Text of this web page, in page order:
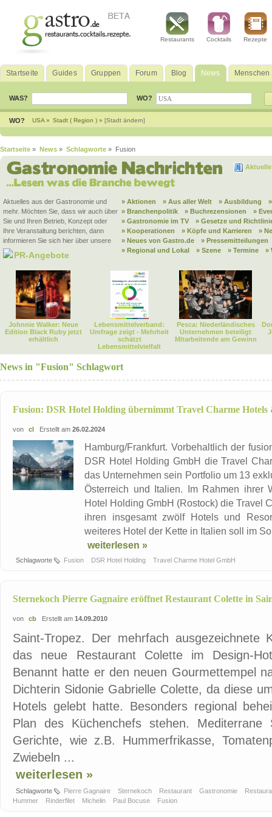
Restaurants Cocktails Rezepte
Startseite Guides Gruppen Forum Blog News Menschen
WAS? WO?
WO? USA » Stadt ( Region ) » [Stadt ändern]
Startseite » News » Schlagworte » Fusion
Aktuelles aus der Gastronomie und
mehr. Möchten Sie, dass wir auch über
Sie und Ihren Betrieb, Konzept oder
Ihre Veranstaltung berichten, dann
informieren Sie sich hier über unsere
PR-Angebote
» Aktionen » Aus aller Welt » Ausbildung
» Branchenpolitik
» Buchrezensionen
»
» Gastronomie im TV
» Gesetze und
» Kooperationen
» Köpfe und Karrieren
»
» Neues von Gastro.de
» Pressemitteilungen
» Regional und Lokal
» Szene » Termine »
Johnnie Walker: Neue
Edition Black Ruby jetzt
erhältlich
Lebensmittelverband:
Umfrage zeigt - Mehrheit
schätzt
Lebensmittelvielfalt
Pesca: Niederländisches
Unternehmen beteiligt
Mitarbeitende am Gewinn
News in "Fusion" Schlagwort
Fusion: DSR Hotel Holding übernimmt Travel Charme Hotels
von cl Erstellt am 26.02.2024
Hamburg/Frankfurt. Vorbehaltlich der
DSR Hotel Holding GmbH die Travel
das Unternehmen sein Portfolio um 13
Österreich und Italien. Im Rahmen ihrer
Hotel Holding GmbH (Rostock) die Travel
ihren insgesamt zwölf Hotels und
weiteres Hotel der Kette in Italien soll im
weiterlesen »
Schlagworte Fusion DSR Hotel Holding Travel Charme Hotel GmbH
Sternekoch Pierre Gagnaire eröffnet Restaurant Colette in
von cb Erstellt am 14.09.2010
Saint-Tropez. Der mehrfach ausgezeichnete
das neue Restaurant Colette im Design-
Benannt hatte er den neuen Gourmettempel
Dichterin Sidonie Gabrielle Colette, da diese
Hotels gelebt hatte. Besonders regional
Plan des Küchenchefs stehen. Mediterrane
Gerichte, wie z.B. Hummerfrikasse,
Zwiebeln ...
weiterlesen »
Schlagworte Pierre Gagnaire Sternekoch Restaurant Gastronomie
Hummer
Rinderfilet Michelin Paul Bocuse Fusion